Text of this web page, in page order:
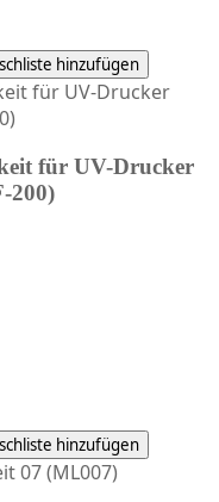
hinzufügen
für UV-Drucker
200)
hinzufügen